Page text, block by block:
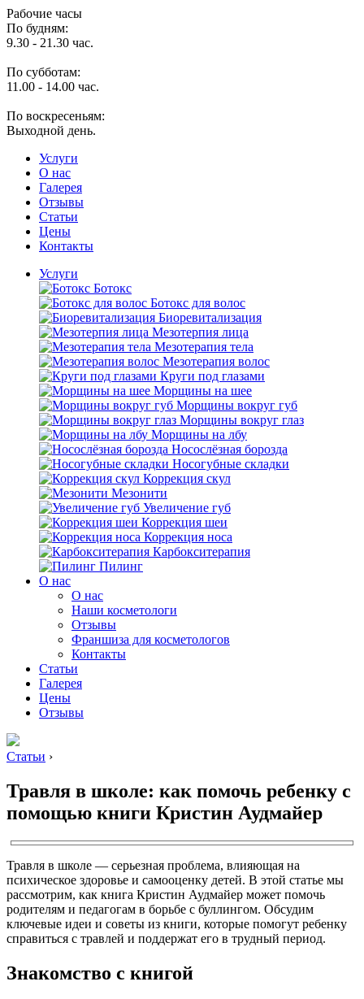
Рабочие часы
По будням:
9.30 - 21.30 час.
По субботам:
11.00 - 14.00 час.
По воскресеньям:
Выходной день.
Услуги
O нас
Галерея
Отзывы
Статьи
Цены
Контакты
Услуги
Ботокс
Ботокс для волос
Биоревитализация
Мезотерпия лица
Мезотерапия тела
Мезотерапия волос
Круги под глазами
Морщины на шее
Морщины вокруг губ
Морщины вокруг глаз
Морщины на лбу
Носослёзная борозда
Носогубные складки
Коррекция скул
Мезонити
Увеличение губ
Коррекция шеи
Коррекция носа
Карбокситерапия
Пилинг
O нас
O нас
Наши косметологи
Отзывы
Франшиза для косметологов
Контакты
Статьи
Галерея
Цены
Отзывы
Статьи ›
Травля в школе: как помочь ребенку с
помощью книги Кристин Аудмайер
Травля в школе — серьезная проблема, влияющая на
психическое здоровье и самооценку детей. В этой статье мы
рассмотрим, как книга Кристин Аудмайер может помочь
родителям и педагогам в борьбе с буллингом. Обсудим
ключевые идеи и советы из книги, которые помогут ребенку
справиться с травлей и поддержат его в трудный период.
Знакомство с книгой